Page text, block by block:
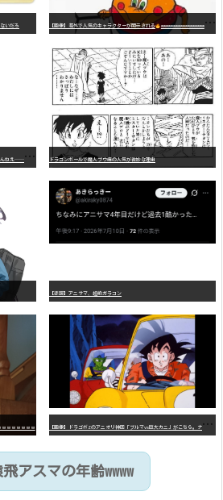
いだろ 【画像】海外で人気のキャラクターが開示される wwwwwwwwwwwwwwwwwwwwwwwwwwwwwwwwwwwwwwwwwwwwwwwww
【
悲報】世間じゃ神ゲー扱いされてるけど個人的には「つまんねえ……」と思ったゲーム挙げてけ ドラゴンボールで魔人ブウ編の人気が微妙な理由
【悲報】アニサマ、超絶ガラコン
ｗｗｗｗｗｗｗ 【
画像】ドラゴボZのアニオリ神回「ブルマvs巨大カニ」がこちら。ナメック星の海にドラゴボを落としたブルマと巨大カニのバトル
飛アスマの年齢wwww